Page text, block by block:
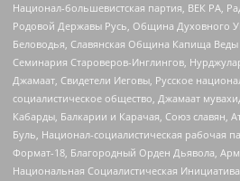
Национал-большевистская партия, ВЕК РА,
Родовой Державы Русь, Община Духовного
Беловодья, Славянская Община Капища
Семинария Староверов-Инглингов,
Джамаат, Свидетели Иеговы, Русское
социалистическое общество, Джамаат
Кабарды, Балкарии и Карачая, Союз славян,
Буль, Национал-социалистическая рабочая
Формат-18, Благородный Орден Дьявола,
Национальная Социалистическая